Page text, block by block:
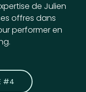
de Julien
offres dans
performer en
#4